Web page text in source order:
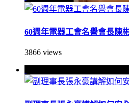
60週年電器工會名譽會長陳
3866 views